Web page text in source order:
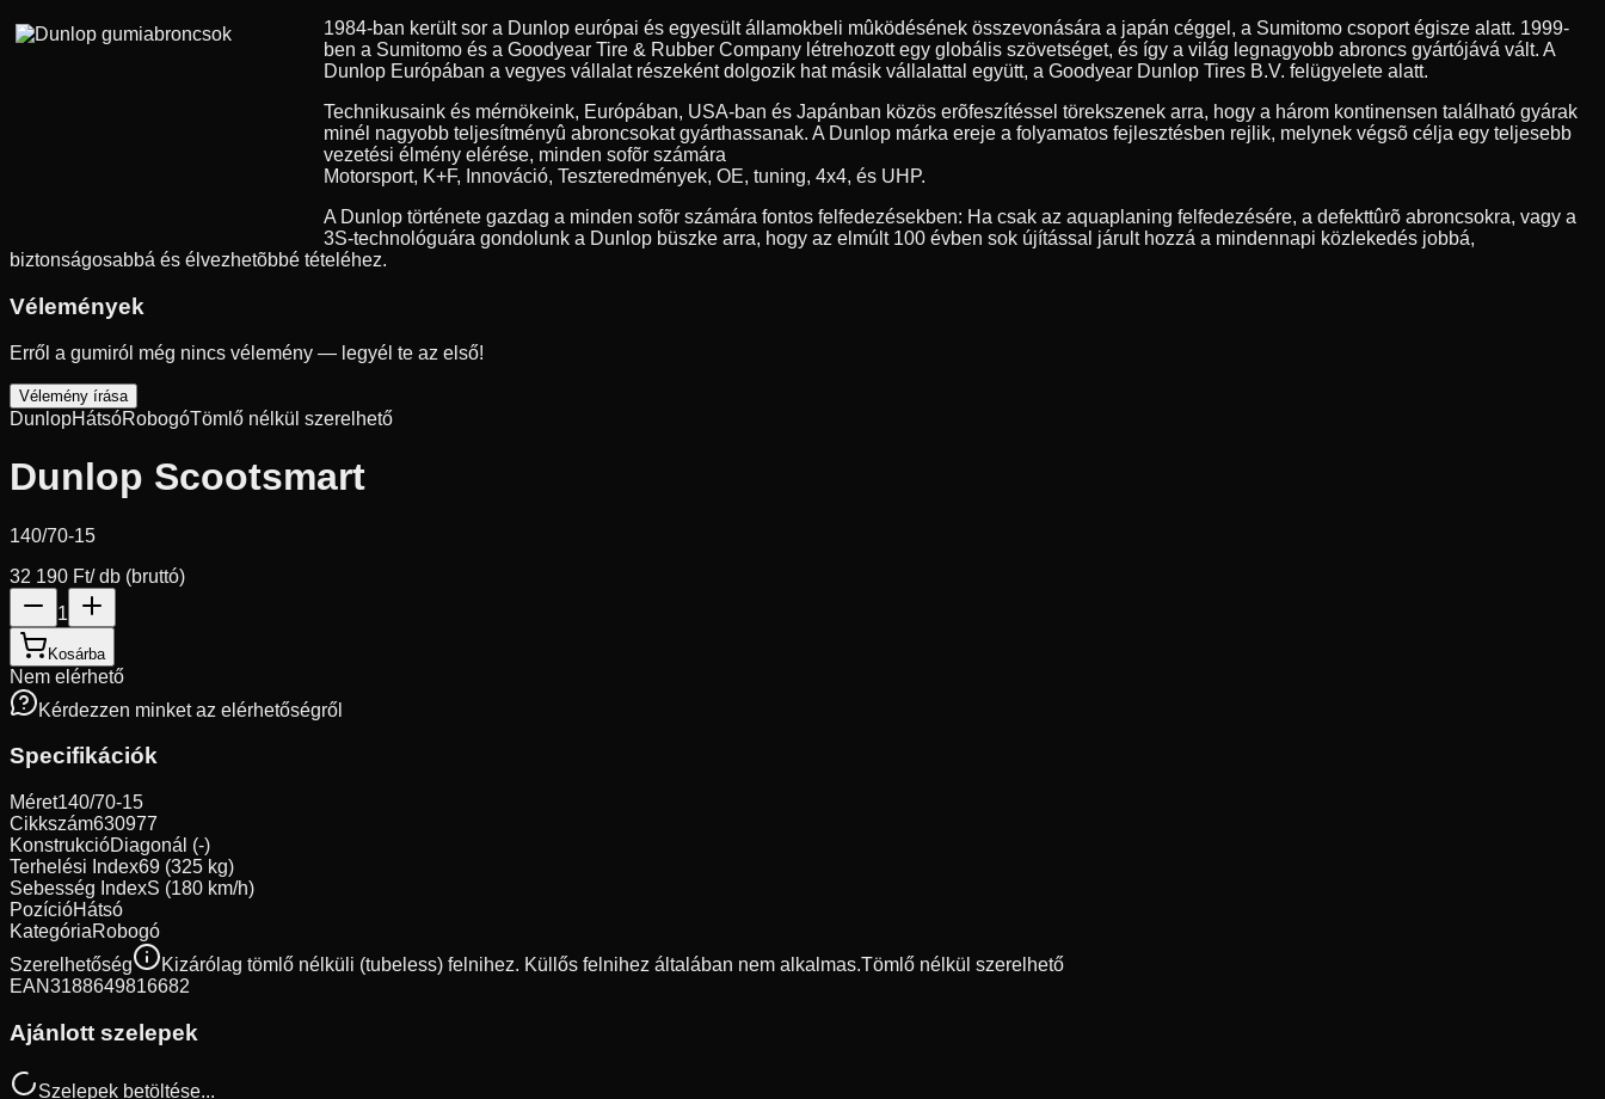
1984-ban került sor a Dunlop európai és egyesült államokbeli mûködésének összevonására a japán céggel, a Sumitomo csoport égisze alatt. 1999-
ben a Sumitomo és a Goodyear Tire & Rubber Company létrehozott egy globális szövetséget, és így a világ legnagyobb abroncs gyártójává vált. A
Dunlop Európában a vegyes vállalat részeként dolgozik hat másik vállalattal együtt, a Goodyear Dunlop Tires B.V. felügyelete alatt.
Technikusaink és mérnökeink, Európában, USA-ban és Japánban közös erõfeszítéssel törekszenek arra, hogy a három kontinensen található gyárak
minél nagyobb teljesítményû abroncsokat gyárthassanak. A Dunlop márka ereje a folyamatos fejlesztésben rejlik, melynek végsõ célja egy teljesebb
vezetési élmény elérése, minden sofõr számára
Motorsport, K+F, Innováció, Teszteredmények, OE, tuning, 4x4, és UHP.
A Dunlop története gazdag a minden sofõr számára fontos felfedezésekben: Ha csak az aquaplaning felfedezésére, a defekttûrõ abroncsokra, vagy a
3S-technológuára gondolunk a Dunlop büszke arra, hogy az elmúlt 100 évben sok újítással járult hozzá a mindennapi közlekedés jobbá,
biztonságosabbá és élvezhetõbbé tételéhez.
Vélemények
Erről a gumiról még nincs vélemény — legyél te az első!
Vélemény írása
DunlopHátsóRobogóTömlő nélkül szerelhető
Dunlop Scootsmart
140/70-15
32 190 Ft/ db (bruttó)
1
Kosárba
Nem elérhető
Kérdezzen minket az elérhetőségről
Specifikációk
Méret140/70-15
Cikkszám630977
KonstrukcióDiagonál (-)
Terhelési Index69 (325 kg)
Sebesség IndexS (180 km/h)
PozícióHátsó
KategóriaRobogó
Szerelhetőség
Kizárólag tömlő nélküli (tubeless) felnihez. Küllős felnihez általában nem alkalmas.Tömlő nélkül szerelhető
EAN3188649816682
Ajánlott szelepek
Szelepek betöltése...